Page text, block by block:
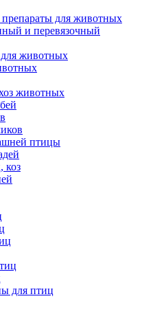
для животных
и перевязочный
животных
животных
птицы
коз
для птиц